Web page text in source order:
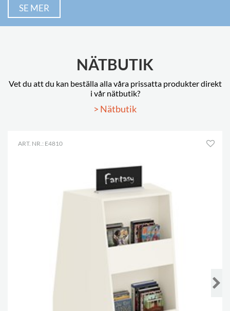
SE MER
NÄTBUTIK
Vet du att du kan beställa alla våra prissatta produkter direkt
i vår nätbutik?
> Nätbutik
ART. NR.: E4810